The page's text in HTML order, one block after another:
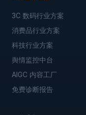
3C 数码行业方案
消费品行业方案
科技行业方案
舆情监控中台
AIGC 内容工厂
免费诊断报告